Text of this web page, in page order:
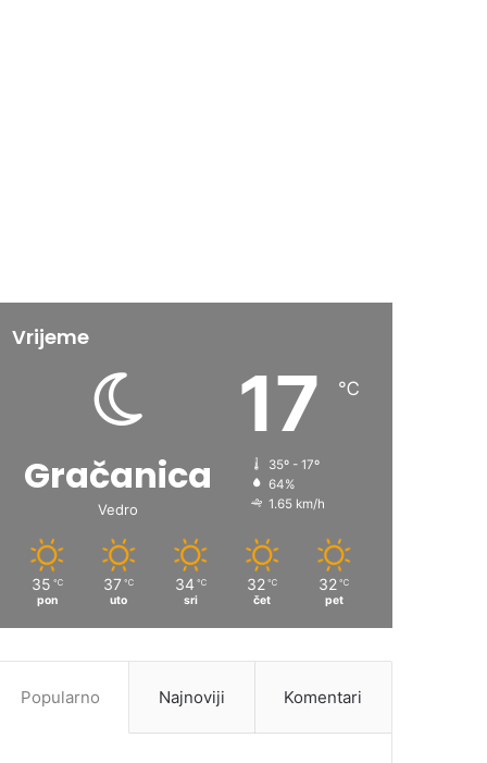
Vrijeme
Gračanica
Vedro
17 ℃
35º - 17º
64%
1.65 km/h
35 ℃
pon
37 ℃
uto
34 ℃
sri
32 ℃
čet
32 ℃
pet
Popularno Najnoviji Komentari